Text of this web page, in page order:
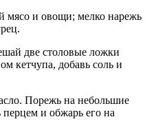
мясо и овощи; мелко нарежь
две столовые ложки
кетчупа, добавь соль и
Порежь на небольшие
и обжарь его на